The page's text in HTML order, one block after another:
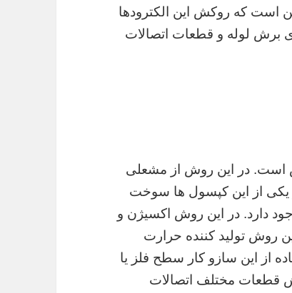
است که روکش این الکترودها
برش لوله و قطعات اتصالات
است. در این روش از مشعلی
از این کپسول ها سوخت
دارد. در این روش اکسیژن و
روش تولید کننده حرارت
از این سازو کار سطح فلز یا
قطعات مختلف اتصالات